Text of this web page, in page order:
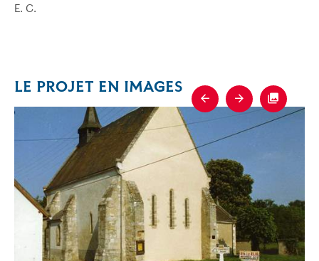
E. C.
LE PROJET EN IMAGES
Previous
Next